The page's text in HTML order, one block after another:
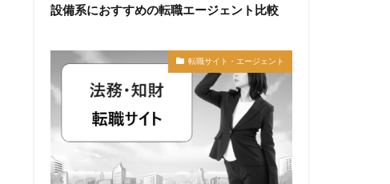
設備系におすすめの転職エージェント比較
転職サイト・エージェント